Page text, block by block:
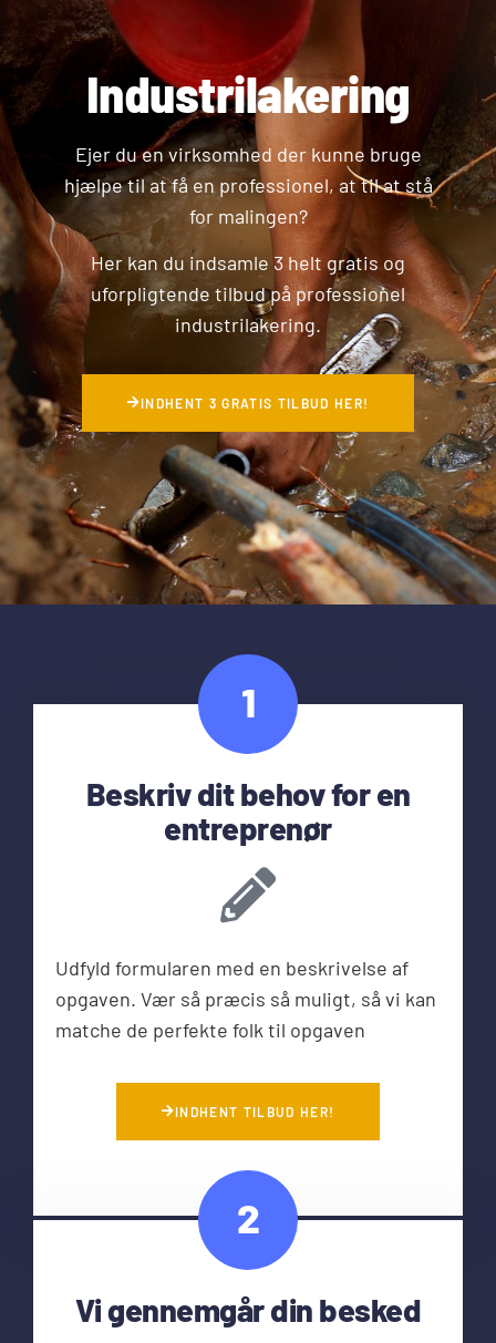
Industrilakering
Ejer du en virksomhed der kunne bruge
hjælpe til at få en professionel, at til at stå
for malingen?
Her kan du indsamle 3 helt gratis og
uforpligtende tilbud på professionel
industrilakering.
INDHENT 3 GRATIS TILBUD HER!
1
Beskriv dit behov for en
entreprenør
Udfyld formularen med en beskrivelse af
opgaven. Vær så præcis så muligt, så vi kan
matche de perfekte folk til opgaven
INDHENT TILBUD HER!
2
Vi gennemgår din besked